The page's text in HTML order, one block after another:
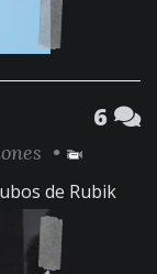
6
•
de Rubik